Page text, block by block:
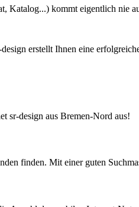
Katalog...) kommt eigentlich nie
design erstellt Ihnen eine
sr-design aus Bremen-Nord aus!
finden. Mit einer guten